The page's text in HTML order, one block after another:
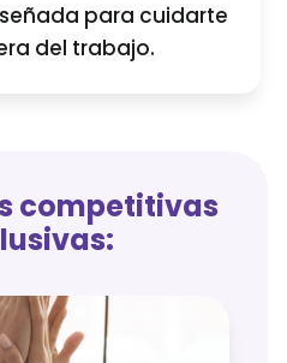
para cuidarte
del trabajo.
competitivas